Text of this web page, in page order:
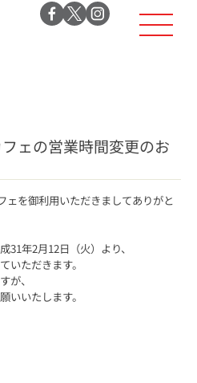
ェの営業時間変更のお
ェを御利用いただきましてありがと
31年2月12日（火）より、
いただきます。
が、
いいたします。